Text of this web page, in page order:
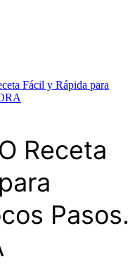
Fácil y Rápida para
Receta
Pasos.